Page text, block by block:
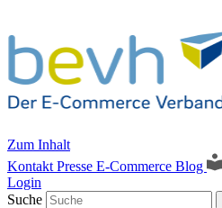
Zum Inhalt
Kontakt Presse E-Commerce Blog
Login
Suche